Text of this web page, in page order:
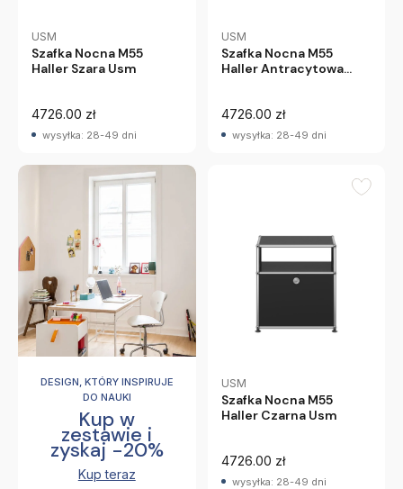
USM
Szafka Nocna M55
Haller Szara Usm
4726.00 zł
wysyłka: 28-49 dni
USM
Szafka Nocna M55
Haller Antracytowa
4726.00 zł
wysyłka: 28-49 dni
DESIGN, KTÓRY INSPIRUJE
DO NAUKI
Kup w
zestawie i
zyskaj -20%
Kup teraz
USM
Szafka Nocna M55
Haller Czarna Usm
4726.00 zł
wysyłka: 28-49 dni